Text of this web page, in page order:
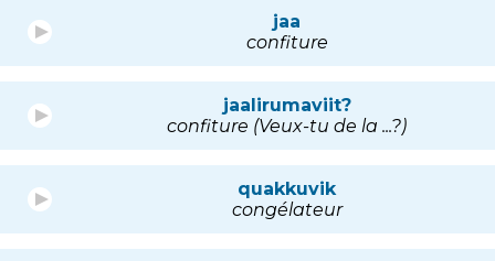
jaa
confiture
jaalirumaviit?
confiture (Veux-tu de la ...?)
quakkuvik
congélateur